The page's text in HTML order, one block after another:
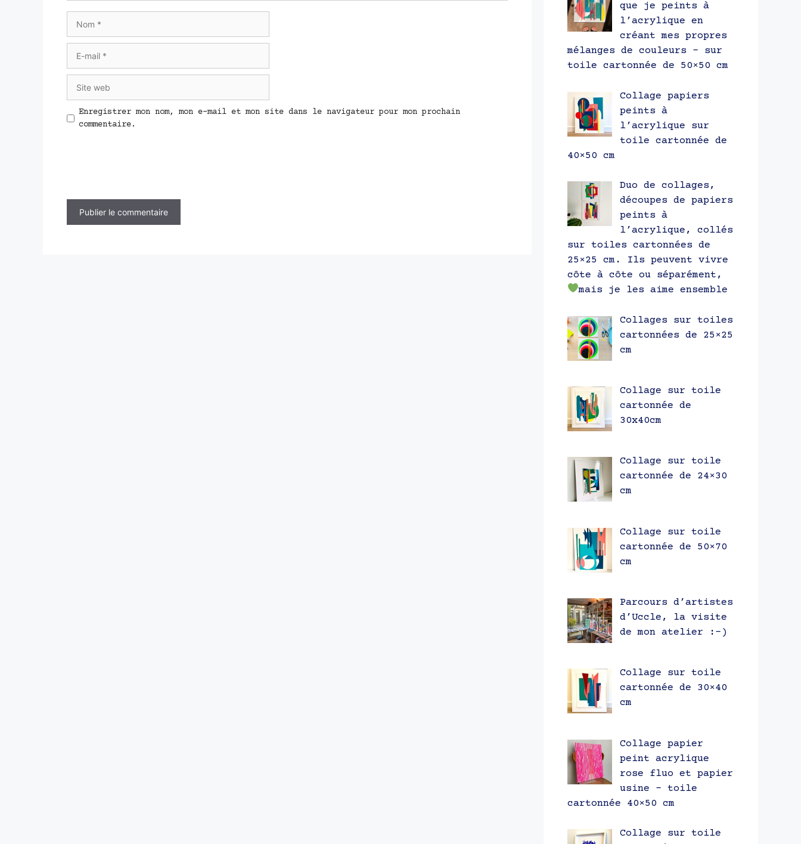
mail
web
Enregistrer mon nom, mon e-mail et mon site dans le navigateur pour mon prochain
commentaire.
que je peints à
l’acrylique en
créant mes propres
mélanges de couleurs – sur
toile cartonnée de 50×50 cm
Collage papiers
peints à
l’acrylique sur
toile cartonnée de
40×50 cm
Duo de collages,
découpes de papiers
peints à
l’acrylique, collés
sur toiles cartonnées de
25×25 cm. Ils peuvent vivre
côte à côte ou séparément,
mais je les aime ensemble
Collages sur toiles
cartonnées de 25×25
cm
Collage sur toile
cartonnée de
30x40cm
Collage sur toile
cartonnée de 24×30
cm
Collage sur toile
cartonnée de 50×70
cm
Parcours d’artistes
d’Uccle, la visite
de mon atelier :-)
Collage sur toile
cartonnée de 30×40
cm
Collage papier
peint acrylique
rose fluo et papier
usine – toile
cartonnée 40×50 cm
Collage sur toile